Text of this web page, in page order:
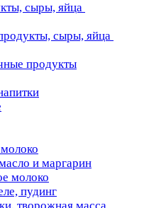
сыры, яйца
сыры, яйца
продукты
и маргарин
молоко
пудинг